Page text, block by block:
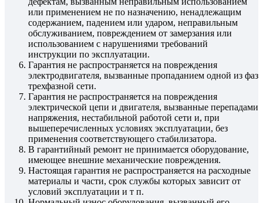
или применением не по назначению, ненадлежащим
содержанием, падением или ударом, неправильным
обслуживанием, повреждением от замерзания или
использованием с нарушениями требований
инструкции по эксплуатации.
Гарантия не распространяется на повреждения
электродвигателя, вызванные пропаданием одной из фаз
трехфазной сети.
Гарантия не распространяется на повреждения
электрической цепи и двигателя, вызванные перепадами
напряжения, нестабильной работой сети и, при
вышеперечисленных условиях эксплуатации, без
применения соответствующего стабилизатора.
В гарантийный ремонт не принимается оборудование,
имеющее внешние механические повреждения.
Настоящая гарантия не распространяется на расходные
материалы и части, срок службы которых зависит от
условий эксплуатации и т п.